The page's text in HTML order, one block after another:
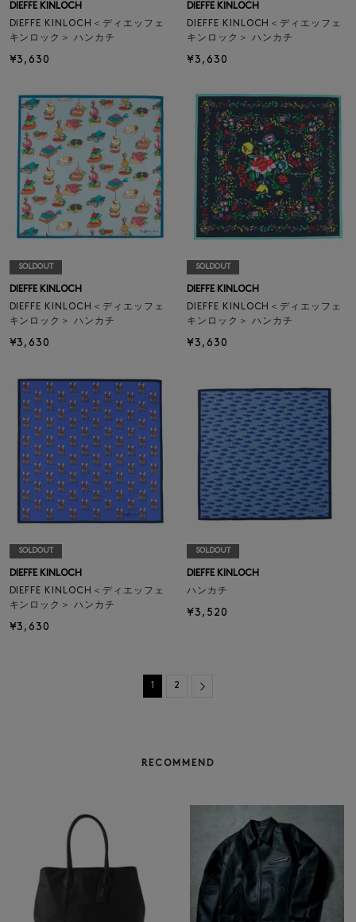
DIEFFE KINLOCH
DIEFFE KINLOCH＜ディエッフェ
キンロック＞ ハンカチ
¥3,630
DIEFFE KINLOCH
DIEFFE KINLOCH＜ディエッフェ
キンロック＞ ハンカチ
¥3,630
SOLDOUT
DIEFFE KINLOCH
DIEFFE KINLOCH＜ディエッフェ
キンロック＞ ハンカチ
¥3,630
SOLDOUT
DIEFFE KINLOCH
DIEFFE KINLOCH＜ディエッフェ
キンロック＞ ハンカチ
¥3,630
SOLDOUT
DIEFFE KINLOCH
DIEFFE KINLOCH＜ディエッフェ
キンロック＞ ハンカチ
¥3,630
SOLDOUT
DIEFFE KINLOCH
ハンカチ
¥3,520
1 2
RECOMMEND